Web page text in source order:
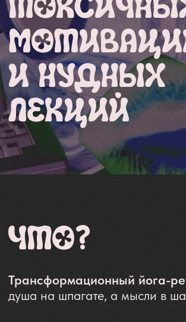
Трансформационный йога-ретрит
душа на шпагате, а мысли в шавасане
ЧТО?
ГДЕ?
ДЛЯ КОГО?
Уютная вилла на острове Тенерифев
солнечной Испании
Уже совсем скоро:
17 - 22 апреля 2025 года